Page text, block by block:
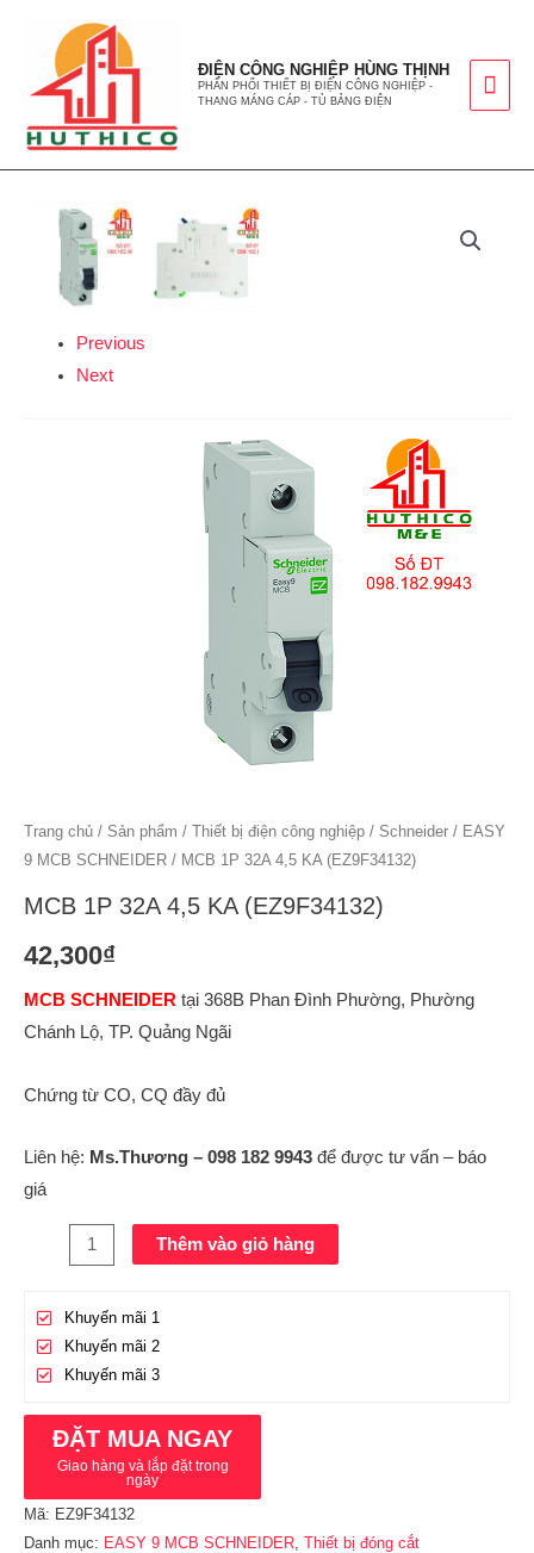
ĐIỆN CÔNG NGHIỆP HÙNG THỊNH
PHÂN PHỐI THIẾT BỊ ĐIỆN CÔNG NGHIỆP -
THANG MÁNG CÁP - TỦ BẢNG ĐIỆN
Previous
Next
Trang chủ / Sản phẩm / Thiết bị điện công nghiệp / Schneider / EASY
9 MCB SCHNEIDER / MCB 1P 32A 4,5 KA (EZ9F34132)
MCB 1P 32A 4,5 KA (EZ9F34132)
42,300₫
MCB SCHNEIDER tại 368B Phan Đình Phường, Phường
Chánh Lộ, TP. Quảng Ngãi
Chứng từ CO, CQ đầy đủ
Liên hệ: Ms.Thương – 098 182 9943 để được tư vấn – báo
giá
Thêm vào giỏ hàng
Khuyến mãi 1
Khuyến mãi 2
Khuyến mãi 3
ĐẶT MUA NGAY
Giao hàng và lắp đặt trong
ngày
Mã: EZ9F34132
Danh mục: EASY 9 MCB SCHNEIDER Thiết bị đóng cắt